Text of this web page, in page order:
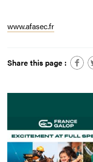
www.afasec.fr
Share this page :